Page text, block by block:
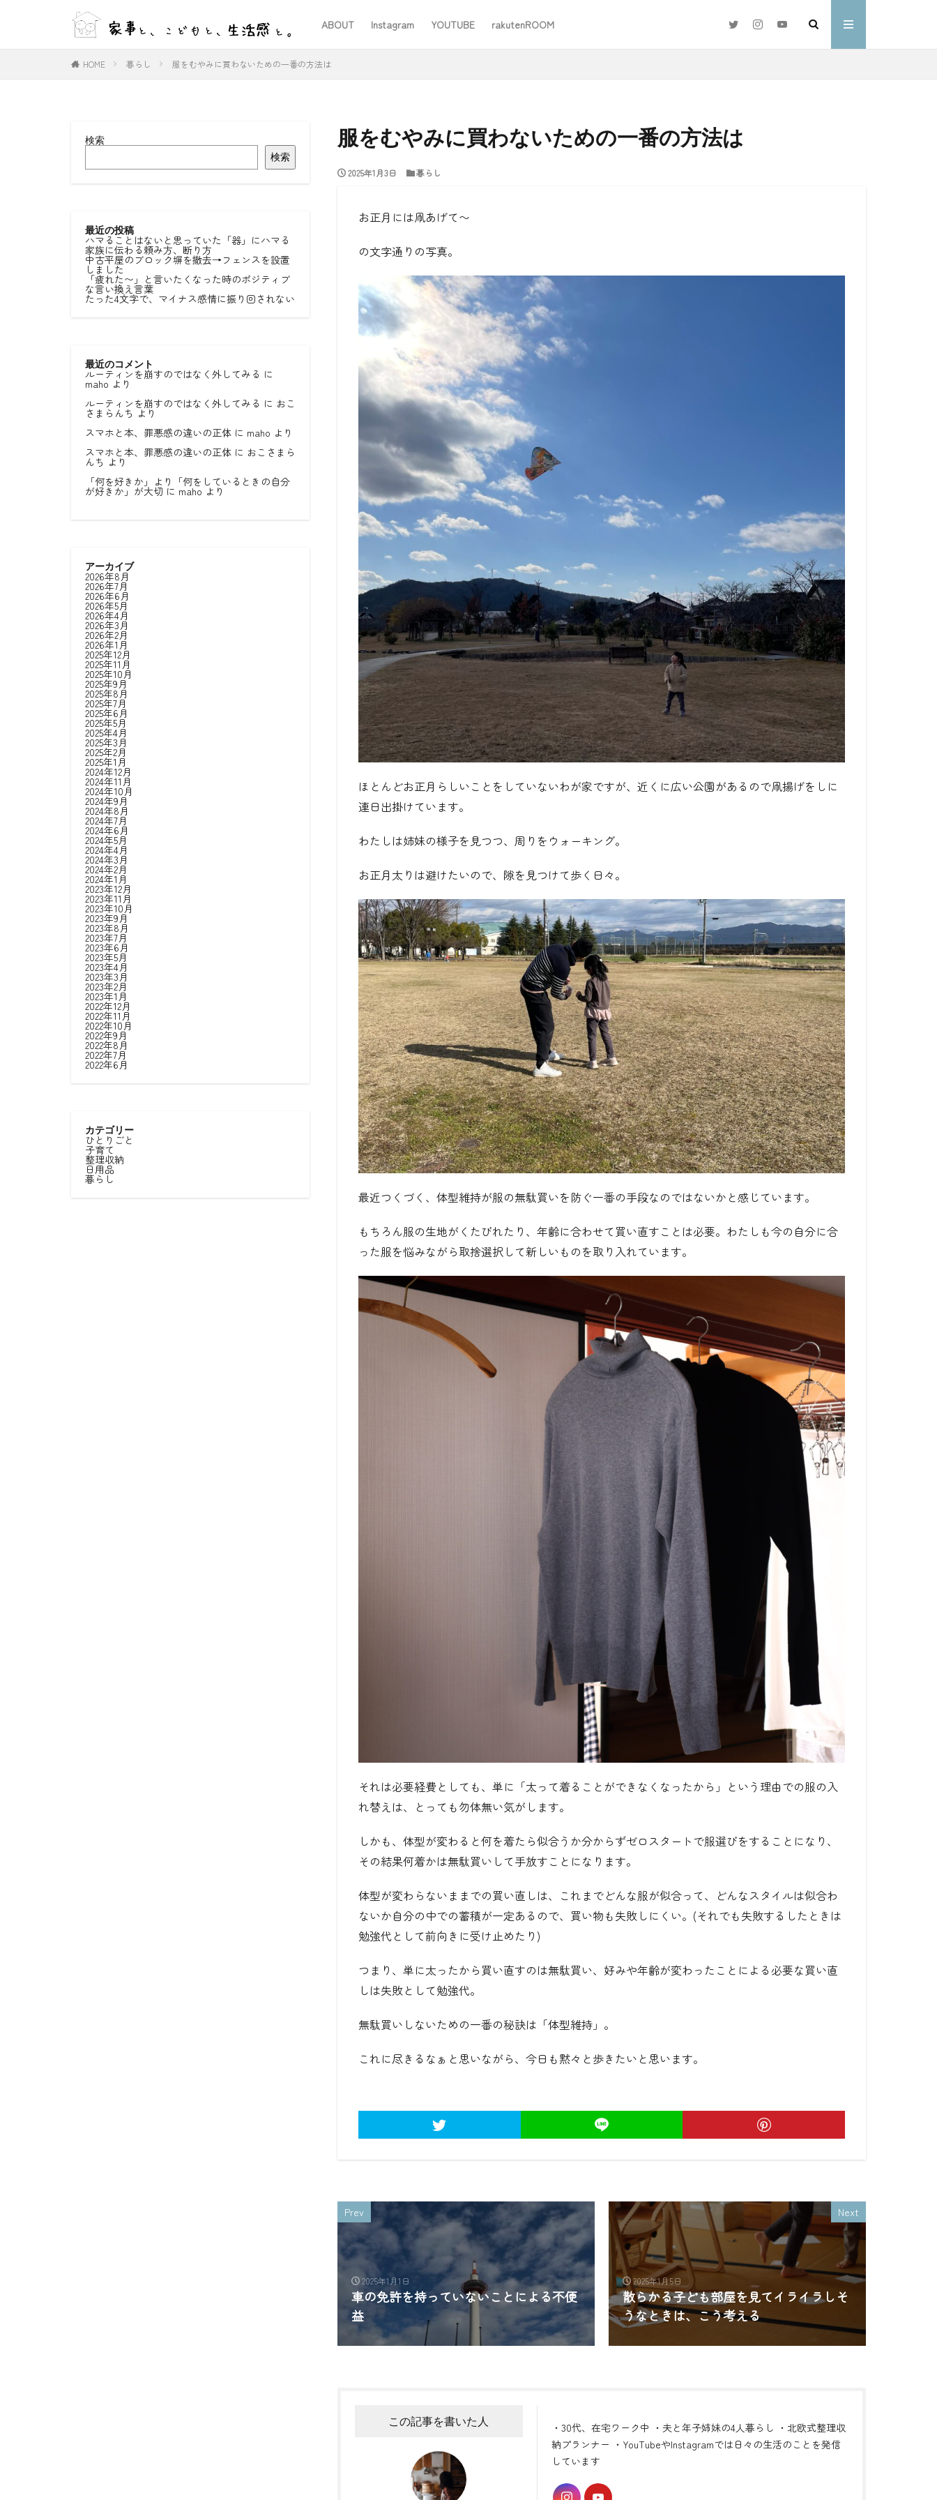
ABOUT Instagram YOUTUBE rakutenROOM
HOME 暮らし 服をむやみに買わないための一番の方法は
服をむやみに買わないための一番の方法は
2025年1月3日 暮らし
お正月には凧あげて〜
の文字通りの写真。
ほとんどお正月らしいことをしていないわが家ですが、近くに広い公園があるので凧揚げをしに
連日出掛けています。
わたしは姉妹の様子を見つつ、周りをウォーキング。
お正月太りは避けたいので、隙を見つけて歩く日々。
最近つくづく、体型維持が服の無駄買いを防ぐ一番の手段なのではないかと感じています。
もちろん服の生地がくたびれたり、年齢に合わせて買い直すことは必要。わたしも今の自分に合
った服を悩みながら取捨選択して新しいものを取り入れています。
それは必要経費としても、単に「太って着ることができなくなったから」という理由での服の入
れ替えは、とっても勿体無い気がします。
しかも、体型が変わると何を着たら似合うか分からずゼロスタートで服選びをすることになり、
その結果何着かは無駄買いして手放すことになります。
体型が変わらないままでの買い直しは、これまでどんな服が似合って、どんなスタイルは似合わ
ないか自分の中での蓄積が一定あるので、買い物も失敗しにくい。(それでも失敗するしたときは
勉強代として前向きに受け止めたり)
つまり、単に太ったから買い直すのは無駄買い、好みや年齢が変わったことによる必要な買い直
しは失敗として勉強代。
無駄買いしないための一番の秘訣は「体型維持」。
これに尽きるなぁと思いながら、今日も黙々と歩きたいと思います。
Prev
2025年1月1日
車の免許を持っていないことによる不便
益
Next
2025年1月5日
散らかる子ども部屋を見てイライラしそ
うなときは、こう考える
この記事を書いた人
・30代、在宅ワーク中 ・夫と年子姉妹の4人暮らし ・北欧式整理収
納プランナー ・YouTubeやInstagramでは日々の生活のことを発信
しています
検索
検索
最近の投稿
ハマることはないと思っていた「器」にハマる
家族に伝わる頼み方、断り方
中古平屋のブロック塀を撤去→フェンスを設置
しました
「疲れた〜」と言いたくなった時のポジティブ
な言い換え言葉
たった4文字で、マイナス感情に振り回されない
最近のコメント
ルーティンを崩すのではなく外してみる に
maho より
ルーティンを崩すのではなく外してみる に おこ
さまらんち より
スマホと本、罪悪感の違いの正体 に maho より
スマホと本、罪悪感の違いの正体 に おこさまら
んち より
「何を好きか」より「何をしているときの自分
が好きか」が大切 に maho より
アーカイブ
2026年8月
2026年7月
2026年6月
2026年5月
2026年4月
2026年3月
2026年2月
2026年1月
2025年12月
2025年11月
2025年10月
2025年9月
2025年8月
2025年7月
2025年6月
2025年5月
2025年4月
2025年3月
2025年2月
2025年1月
2024年12月
2024年11月
2024年10月
2024年9月
2024年8月
2024年7月
2024年6月
2024年5月
2024年4月
2024年3月
2024年2月
2024年1月
2023年12月
2023年11月
2023年10月
2023年9月
2023年8月
2023年7月
2023年6月
2023年5月
2023年4月
2023年3月
2023年2月
2023年1月
2022年12月
2022年11月
2022年10月
2022年9月
2022年8月
2022年7月
2022年6月
カテゴリー
ひとりごと
子育て
整理収納
日用品
暮らし
WEB デザイン SEO